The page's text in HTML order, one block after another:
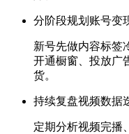
分阶段规划账号变
新号先做内容标签
开通橱窗、投放广
货。
持续复盘视频数据
定期分析视频完播